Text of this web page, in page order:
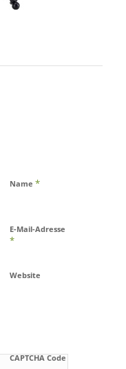
Name *
E-Mail-Adresse
*
Website
CAPTCHA Code